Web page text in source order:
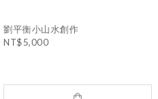
劉平衡小山水創作
NT$5,000